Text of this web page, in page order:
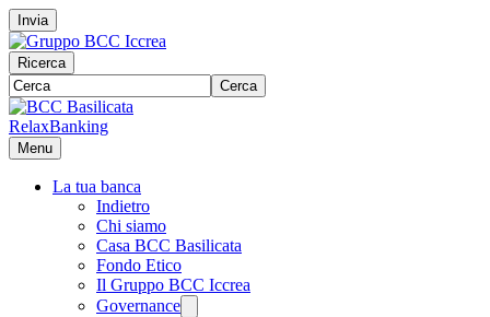
Invia
Ricerca
Cerca
RelaxBanking
Menu
La tua banca
Indietro
Chi siamo
Casa BCC Basilicata
Fondo Etico
Il Gruppo BCC Iccrea
Governance